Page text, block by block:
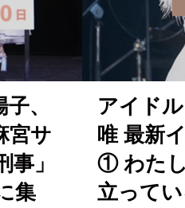
、
宮サ
」
集
アイド
唯 最新
① わた
立って